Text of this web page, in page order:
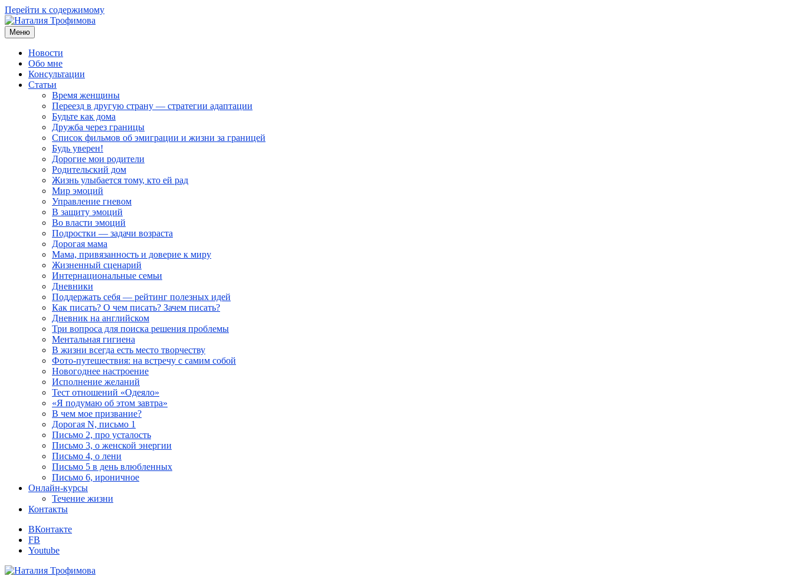
Перейти к содержимому
Наталия Трофимова
Психолог онлайн
Меню
Новости
Обо мне
Консультации
Статьи
Время женщины
Переезд в другую страну — стратегии адаптации
Будьте как дома
Дружба через границы
Список фильмов об эмиграции и жизни за границей
Будь уверен!
Дорогие мои родители
Родительский дом
Жизнь улыбается тому, кто ей рад
Мир эмоций
Управление гневом
В защиту эмоций
Во власти эмоций
Подростки — задачи возраста
Дорогая мама
Мама, привязанность и доверие к миру
Жизненный сценарий
Интернациональные семьи
Дневники
Поддержать себя — рейтинг полезных идей
Как писать? О чем писать? Зачем писать?
Дневник на английском
Три вопроса для поиска решения проблемы
Ментальная гигиена
В жизни всегда есть место творчеству
Фото-путешествия: на встречу с самим собой
Новогоднее настроение
Исполнение желаний
Тест отношений «Одеяло»
«Я подумаю об этом завтра»
В чем мое призвание?
Дорогая N, письмо 1
Письмо 2, про усталость
Письмо 3, о женской энергии
Письмо 4, о лени
Письмо 5 в день влюбленных
Письмо 6, ироничное
Онлайн-курсы
Течение жизни
Контакты
ВКонтакте
FB
Youtube